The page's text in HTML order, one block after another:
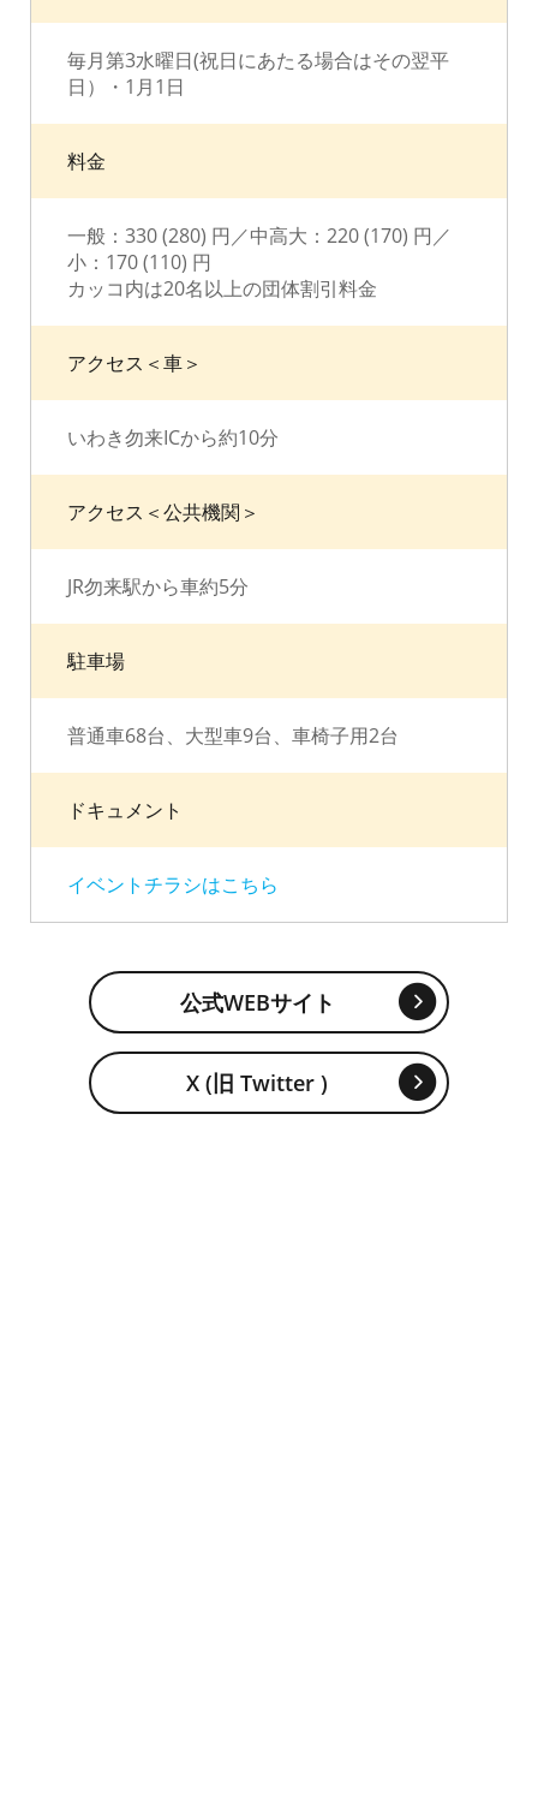
毎月第3水曜日(祝日にあたる場合はその翌平
日）・1月1日
料金
一般：330 (280) 円／中高大：220 (170) 円／
小：170 (110) 円
カッコ内は20名以上の団体割引料金
アクセス＜車＞
いわき勿来ICから約10分
アクセス＜公共機関＞
JR勿来駅から車約5分
駐車場
普通車68台、大型車9台、車椅子用2台
ドキュメント
イベントチラシはこちら
公式WEBサイト
X (旧 Twitter )